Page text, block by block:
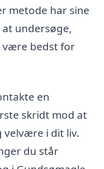
metode har sine
undersøge,
være bedst for
en
skridt mod at
velvære i dit liv.
du står